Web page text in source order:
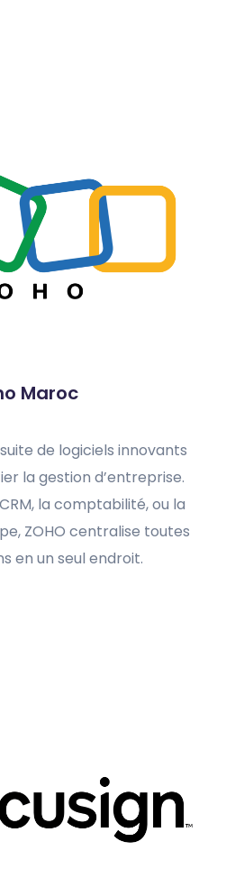
Maroc
de logiciels innovants
la gestion d’entreprise.
la comptabilité, ou la
ZOHO centralise toutes
en un seul endroit.